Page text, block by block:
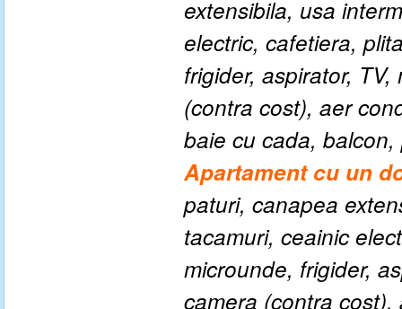
extensibila, usa
electric, cafetiera,
frigider, aspirator,
(contra cost), aer
baie cu cada,
Apartament cu un
paturi, canapea
tacamuri, ceainic
microunde, frigider,
camera (contra